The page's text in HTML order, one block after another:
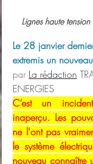
Lignes haute
Le 28 janvier
extremis un
par La rédaction
ENERGIES
C’est un
inaperçu. Les
ne l'ont pas
le système
nouveau connaître